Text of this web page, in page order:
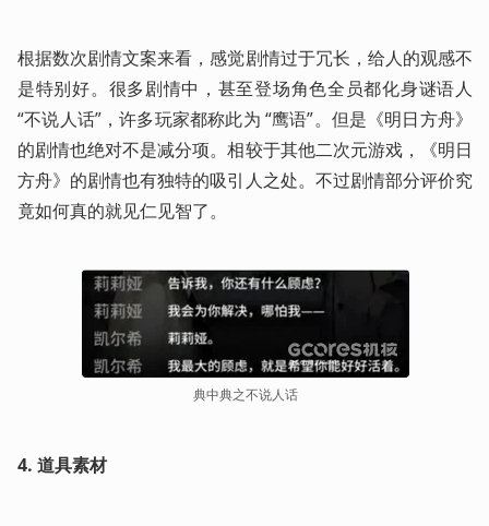
根据数次剧情文案来看，感觉剧情过于冗长，给人的观感不
是特别好。很多剧情中，甚至登场角色全员都化身谜语人
“不说人话”，许多玩家都称此为 “鹰语”。但是《明日方舟》
的剧情也绝对不是减分项。相较于其他二次元游戏，《明日
方舟》的剧情也有独特的吸引人之处。不过剧情部分评价究
竟如何真的就见仁见智了。
典中典之不说人话
4. 道具素材